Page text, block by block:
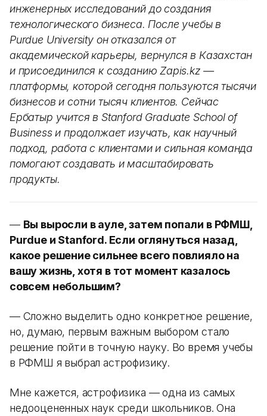
инженерных исследований до создания
технологического бизнеса. После учебы в
Purdue University он отказался от
академической карьеры, вернулся в Казахстан
и присоединился к созданию Zapis.kz —
платформы, которой сегодня пользуются тысячи
бизнесов и сотни тысяч клиентов. Сейчас
Ербатыр учится в Stanford Graduate School of
Business и продолжает изучать, как научный
подход, работа с клиентами и сильная команда
помогают создавать и масштабировать
продукты.
— Вы выросли в ауле, затем попали в РФМШ,
Purdue и Stanford. Если оглянуться назад,
какое решение сильнее всего повлияло на
вашу жизнь, хотя в тот момент казалось
совсем небольшим?
— Сложно выделить одно конкретное решение,
но, думаю, первым важным выбором стало
решение пойти в точную науку. Во время учебы
в РФМШ я выбрал астрофизику.
Мне кажется, астрофизика — одна из самых
недооцененных наук среди школьников. Она